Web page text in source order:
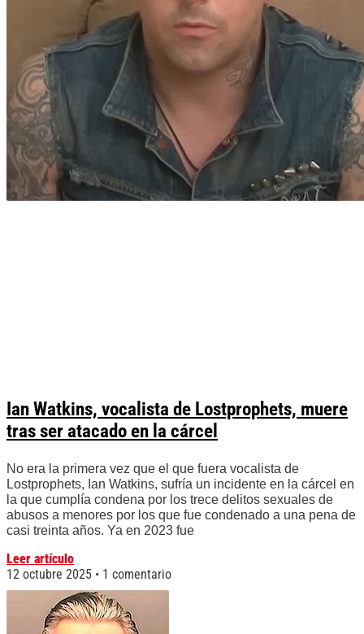
Ian Watkins, vocalista de Lostprophets, muere
tras ser atacado en la cárcel
No era la primera vez que el que fuera vocalista de
Lostprophets, Ian Watkins, sufría un incidente en la cárcel en
la que cumplía condena por los trece delitos sexuales de
abusos a menores por los que fue condenado a una pena de
casi treinta años. Ya en 2023 fue
Leer artículo
12 octubre 2025
1 comentario